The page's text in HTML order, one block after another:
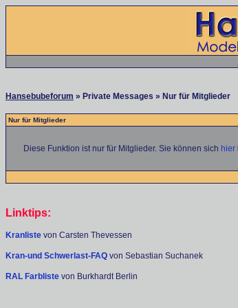
Hansebubeforum » Private Messages » Nur für Mitglieder
Nur für Mitglieder
Diese Funktion ist nur für Mitglieder. Sie können sich hier
Linktips:
Kranliste von Carsten Thevessen
Kran-und Schwerlast-FAQ von Sebastian Suchanek
RAL Farbliste von Burkhardt Berlin